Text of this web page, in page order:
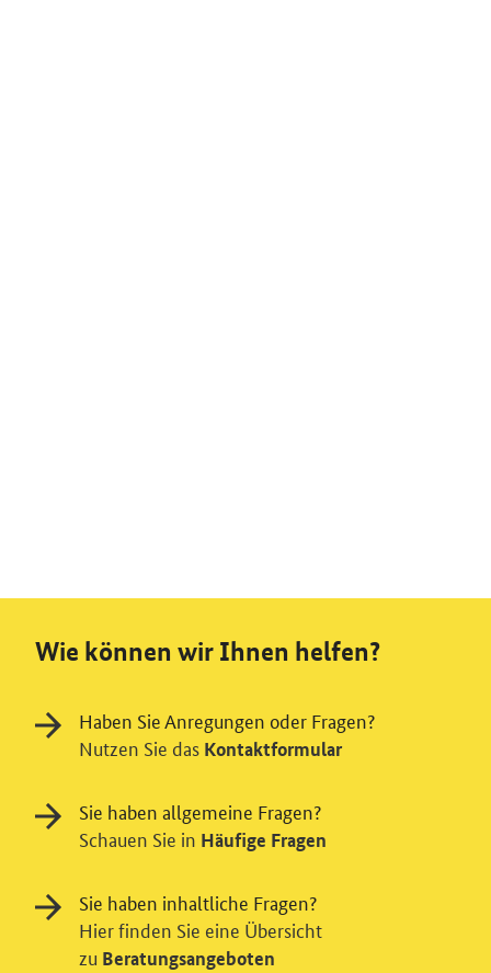
Wie können wir Ihnen helfen?
Haben Sie Anregungen oder Fragen?
Nutzen Sie das Kontaktformular
Sie haben allgemeine Fragen?
Schauen Sie in Häufige Fragen
Sie haben inhaltliche Fragen?
Hier finden Sie eine Übersicht
zu Beratungsangeboten